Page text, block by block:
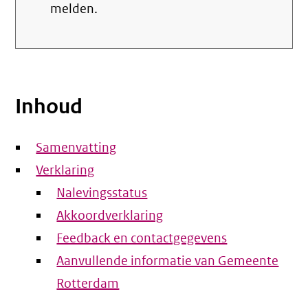
melden.
Inhoud
Samenvatting
Verklaring
Nalevingsstatus
Akkoordverklaring
Feedback en contactgegevens
Aanvullende informatie van Gemeente
Rotterdam